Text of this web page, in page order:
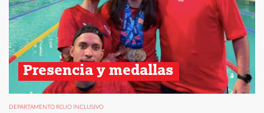
Presencia y medallas
DEPARTAMENTO ROJO INCLUSIVO